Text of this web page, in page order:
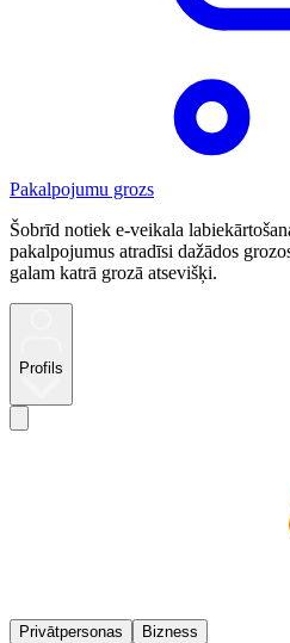
Pakalpojumu grozs
Šobrīd notiek e-veikala
pakalpojumus atradīsi dažādos
galam katrā grozā atsevišķi.
Profils
Privātpersonas Bizness